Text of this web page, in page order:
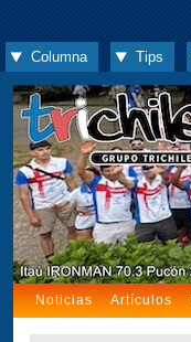
Columna Tips
Noticias Artículos